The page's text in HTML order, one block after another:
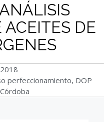
DE
perfeccionamiento, DOP